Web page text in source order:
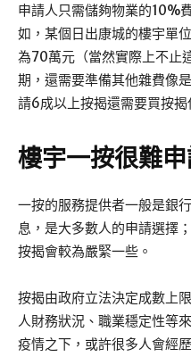
申請人只需儲夠物業的10%
如，某個日出康城的樓宇單
為70萬元（當然實際上不止
期，還需要準備其他雜費像
請6成以上按揭還需要買按揭
樓宇一按很難申
一按的服務提供者一般是銀
息，是大多數人的申請選擇
按揭會較為嚴緊一些。
按揭由政府立法決定成數上
人財務狀況、職業穩定性等
疫情之下，或許很多人會經